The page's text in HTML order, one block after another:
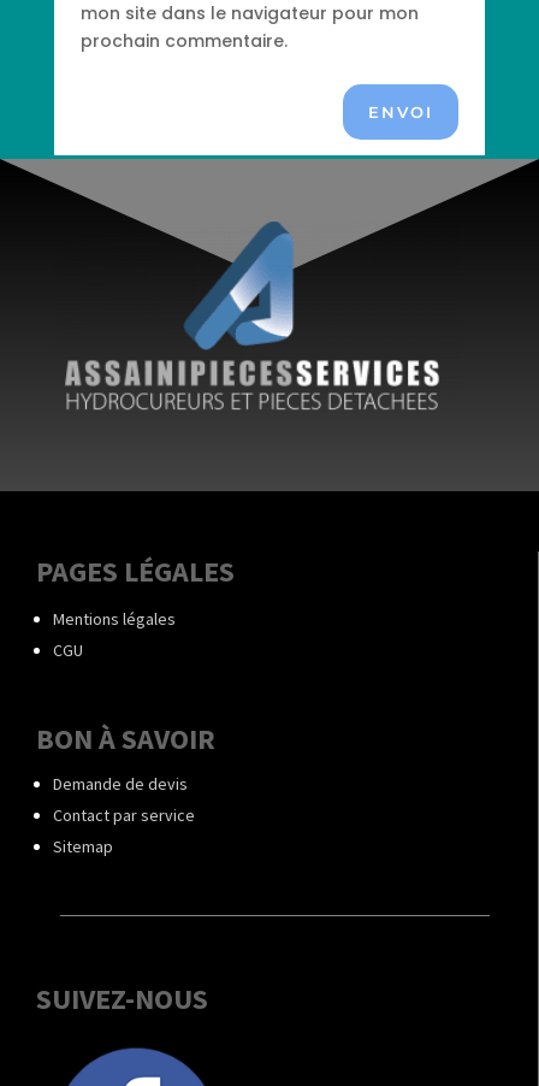
mon site dans le navigateur pour mon
prochain commentaire.
ENVOI
PAGES LÉGALES
Mentions légales
CGU
BON À SAVOIR
Demande de devis
Contact par service
Sitemap
SUIVEZ-NOUS